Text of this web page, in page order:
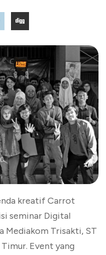
kreatif Carrot
seminar Digital
Mediakom Trisakti, ST
Event yang